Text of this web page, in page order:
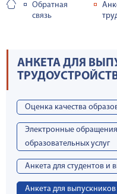
Обратная
связь
АНКЕТА ДЛЯ
Оценка качества
Электронные
образовательных услуг
Анкета для студентов и
Анкета для